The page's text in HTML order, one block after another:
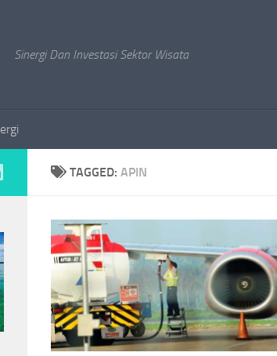
Sinergi Dan Investasi Sektor Wisata
TAGGED: APIN